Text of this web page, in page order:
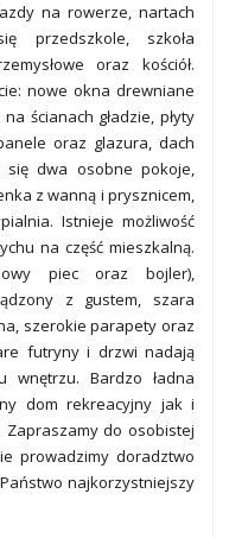
na rowerze, nartach
przedszkole, szkoła
oraz kościół.
nowe okna drewniane
ścianach gładzie, płyty
oraz glazura, dach
dwa osobne pokoje,
z wanną i prysznicem,
Istnieje możliwość
na część mieszkalną.
piec oraz bojler),
z gustem, szara
szerokie parapety oraz
futryny i drzwi nadają
wnętrzu. Bardzo ładna
dom rekreacyjny jak i
Zapraszamy do osobistej
prowadzimy doradztwo
najkorzystniejszy